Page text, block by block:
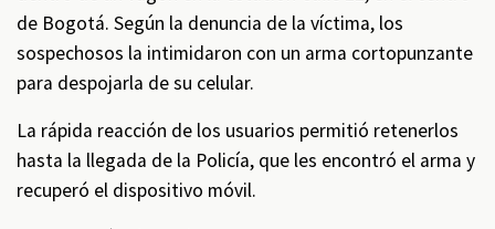
de Bogotá. Según la denuncia de la víctima, los
sospechosos la intimidaron con un arma cortopunzante
para despojarla de su celular.
La rápida reacción de los usuarios permitió retenerlos
hasta la llegada de la Policía, que les encontró el arma y
recuperó el dispositivo móvil.